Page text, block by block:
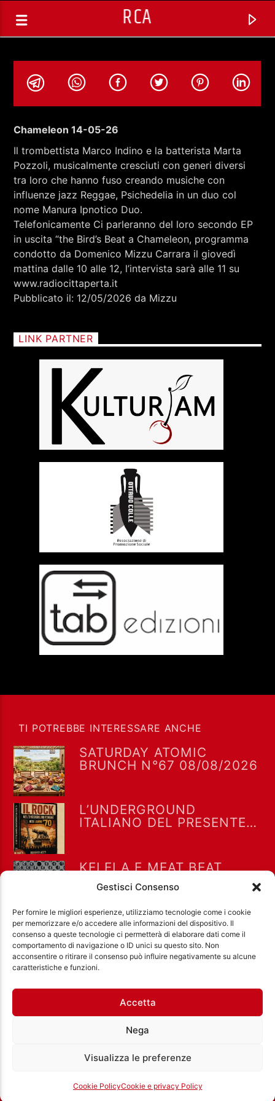
Gestisci Consenso
Per fornire le migliori esperienze, utilizziamo tecnologie come i cookie
per memorizzare e/o accedere alle informazioni del dispositivo. Il
consenso a queste tecnologie ci permetterà di elaborare dati come il
comportamento di navigazione o ID unici su questo sito. Non
acconsentire o ritirare il consenso può influire negativamente su alcune
caratteristiche e funzioni.
Accetta
Nega
Visualizza le preferenze
Cookie PolicyCookie e privacy Policy
RCA
SELEZIONI MUSICALI
RCA - Radio città aperta
+393401974468
Sostieni Radio Città Aperta
Chameleon 14-05-26
Il trombettista Marco Indino e la batterista Marta
Pozzoli, musicalmente cresciuti con generi diversi
tra loro che hanno fuso creando musiche con
influenze jazz Reggae, Psichedelia in un duo col
nome Manura Ipnotico Duo.
Telefonicamente Ci parleranno del loro secondo EP
in uscita “the Bird’s Beat a Chameleon, programma
condotto da Domenico Mizzu Carrara il giovedì
mattina dalle 10 alle 12, l’intervista sarà alle 11 su
www.radiocittaperta.it
Pubblicato il: 12/05/2026 da Mizzu
LINK PARTNER
TI POTREBBE INTERESSARE ANCHE
SATURDAY ATOMIC
BRUNCH N°67 08/08/2026
L’UNDERGROUND
ITALIANO DEL PRESENTE E
KELELA E MEAT BEAT
MANIFESTO A 33×2 DEL
5-8-2026
Ass. Cult. Dissociazione - Codice fiscale:
Città Aperta via di Casal Bruciato 31/A, Roma